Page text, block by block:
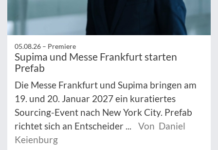
05.08.26 – Premiere
Supima und Messe Frankfurt starten
Prefab
Die Messe Frankfurt und Supima bringen am
19. und 20. Januar 2027 ein kuratiertes
Sourcing-Event nach New York City. Prefab
richtet sich an Entscheider ...
Von Daniel
Keienburg